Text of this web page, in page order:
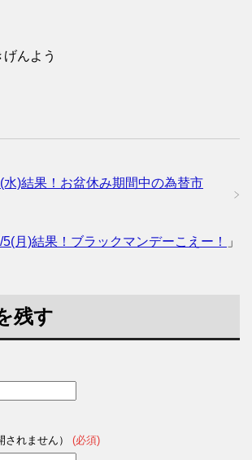
んよう
水)結果！お盆休み期間中の為替市
月)結果！ブラックマンデーこえー！ 」
残す
されません） (必須)